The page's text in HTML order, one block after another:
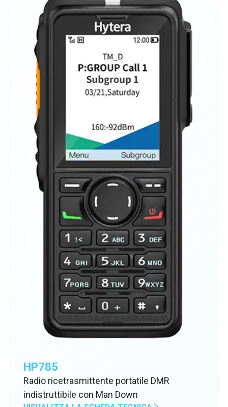
HP785
Radio ricetrasmittente portatile DMR
indistruttibile con Man Down